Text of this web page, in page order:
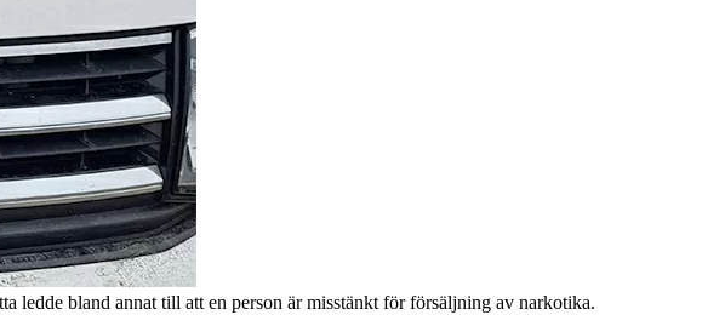
bland annat till att en person är misstänkt för försäljning av narkotika.